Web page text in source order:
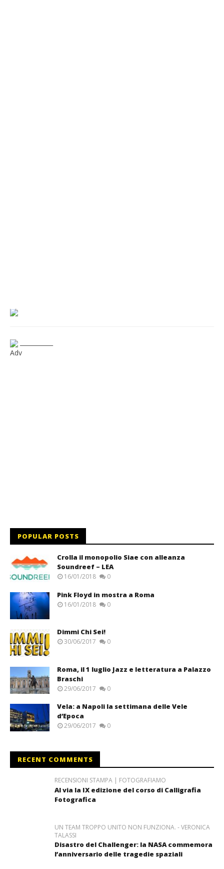
Adv
POPULAR POSTS
Crolla il monopolio Siae con alleanza
Soundreef – LEA
16/01/2018 0
Pink Floyd in mostra a Roma
16/01/2018 0
Dimmi Chi Sei!
30/06/2017 0
Roma, il 1 luglio Jazz e letteratura a Palazzo
Braschi
29/06/2017 0
Vela: a Napoli la settimana delle Vele
d’Epoca
29/06/2017 0
RECENT COMMENTS
RECENSIONI STAMPA | FOTOGRAFIAMO
Al via la IX edizione del corso di Calligrafia
Fotografica
UN TEAM TROPPO UNITO NON FUNZIONA. - VERONICA
TALASSI
Disastro del Challenger: la NASA commemora
l’anniversario delle tragedie spaziali